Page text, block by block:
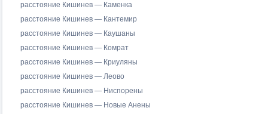
расстояние Кишинев — Каменка
расстояние Кишинев — Кантемир
расстояние Кишинев — Каушаны
расстояние Кишинев — Комрат
расстояние Кишинев — Криуляны
расстояние Кишинев — Леово
расстояние Кишинев — Ниспорены
расстояние Кишинев — Новые Анены